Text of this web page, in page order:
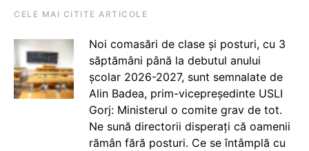
CELE MAI CITITE ARTICOLE
Noi comasări de clase și posturi, cu 3
săptămâni până la debutul anului
școlar 2026-2027, sunt semnalate de
Alin Badea, prim-vicepreședinte USLI
Gorj: Ministerul o comite grav de tot.
Ne sună directorii disperați că oamenii
rămân fără posturi. Ce se întâmplă cu